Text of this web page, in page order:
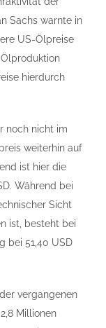
Sachs warnte in
US-Ölpreise
hierdurch
noch nicht im
weiterhin auf
ist hier die
Während bei
Sicht
ist, besteht bei
bei 51,40 USD
vergangenen
Millionen